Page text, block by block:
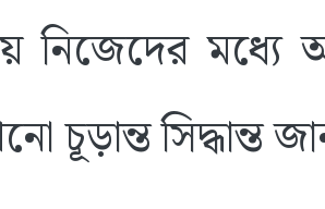
নিজেদের মধ্যে
চূড়ান্ত সিদ্ধান্ত